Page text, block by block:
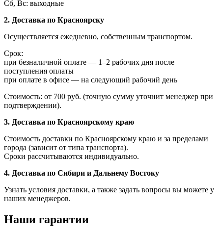
Сб, Вс: выходные
2. Доставка по Красноярску
Осуществляется ежедневно, собственным транспортом.
Срок:
при безналичной оплате — 1–2 рабочих дня после
поступления оплаты
при оплате в офисе — на следующий рабочий день
Стоимость: от 700 руб. (точную сумму уточнит менеджер при
подтверждении).
3. Доставка по Красноярскому краю
Стоимость доставки по Красноярскому краю и за пределами
города (зависит от типа транспорта).
Сроки рассчитываются индивидуально.
4. Доставка по Сибири и Дальнему Востоку
Узнать условия доставки, а также задать вопросы вы можете у
наших менеджеров.
Наши гарантии